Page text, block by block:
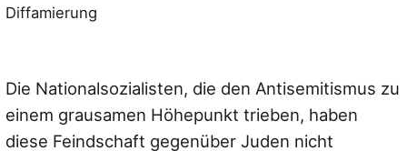
Diffamierung
Die Nationalsozialisten, die den Antisemitismus zu
einem grausamen Höhepunkt trieben, haben
diese Feindschaft gegenüber Juden nicht